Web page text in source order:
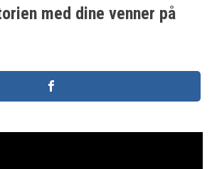
med dine venner på